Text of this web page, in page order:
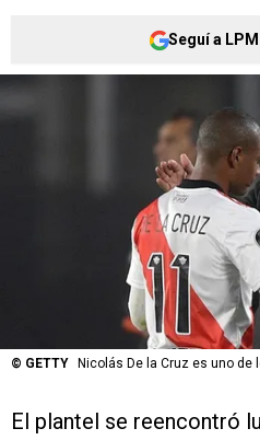
Seguí a
© GETTY Nicolás De la Cruz es uno de
El plantel se reencontró